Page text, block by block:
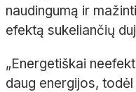
naudingumą ir
efektą sukeliančių
„Energetiškai
daug energijos,